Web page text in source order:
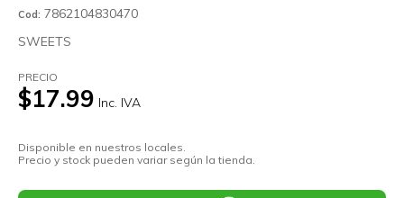
Cod: 7862104830470
SWEETS
PRECIO
$17.99 Inc. IVA
Disponible en nuestros locales.
Precio y stock pueden variar según la tienda.